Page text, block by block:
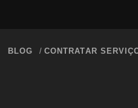
BLOG CONTRATAR